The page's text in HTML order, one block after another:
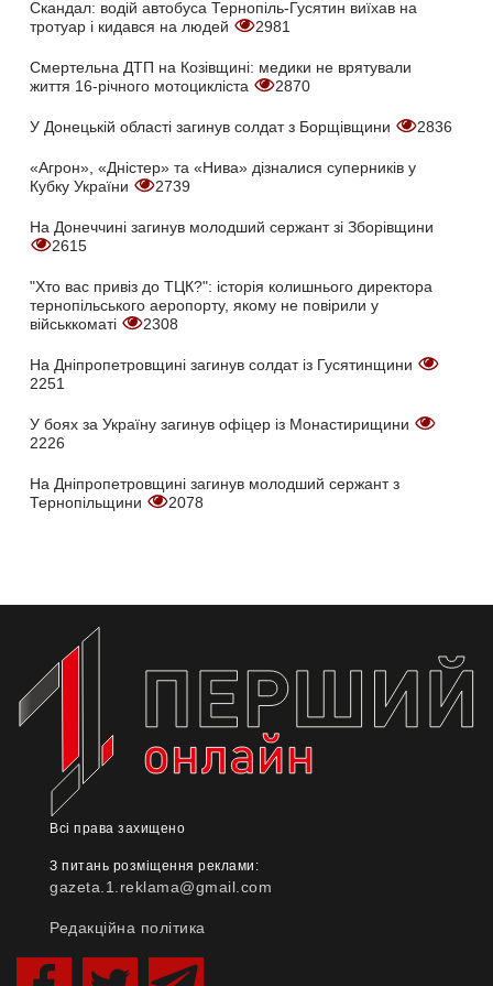
Скандал: водій автобуса Тернопіль-Гусятин виїхав на
тротуар і кидався на людей
2981
Смертельна ДТП на Козівщині: медики не врятували
життя 16-річного мотоцикліста
2870
У Донецькій області загинув солдат з Борщівщини 2836
«Агрон», «Дністер» та «Нива» дізналися суперників у
Кубку України
2739
На Донеччині загинув молодший сержант зі Зборівщини
2615
"Хто вас привіз до ТЦК?": історія колишнього директора
тернопільського аеропорту, якому не повірили у
військкоматі
2308
На Дніпропетровщині загинув солдат із Гусятинщини
2251
У боях за Україну загинув офіцер із Монастирищини
2226
На Дніпропетровщині загинув молодший сержант з
Тернопільщини
2078
Всі права захищено
З питань розміщення реклами:
gazeta.1.reklama@gmail.com
Редакційна політика